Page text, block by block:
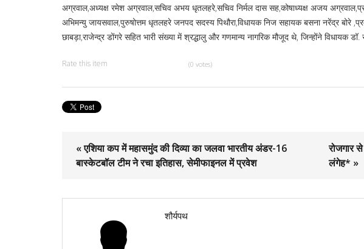
अग्रवाल,अध्यक्ष रमेश अग्रवाल,सचिव अभय धृतलहरे,सचिव निर्मल दास सह,कोषाध्यक्ष अजय
अभिमन्यु जायसवाल,पुरुषोत्तम धृतलहरे जनपद सदस्य पिथौरा,विधायक निज सहायक बसना नरेंद्र बोरे
छाबड़ा,राजेन्द्र डोंगरे सहित भारी संख्या में श्रद्धालु और गणमान्य नागरिक मौजूद थे, जिन्होंने विधायक
Rate this item (0 votes)
« एशिया कप में महासमुंद की दिव्या का जलवा भारतीय अंडर-16
बास्केटबॉल टीम ने रचा इतिहास, सेमीफाइनल में प्रवेश
रोजगार
लंगेह* »
शौर्यपथ